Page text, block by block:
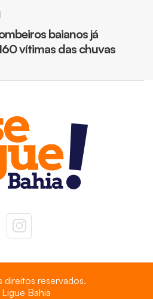
baianos já
vítimas das chuvas
reservados.
Bahia